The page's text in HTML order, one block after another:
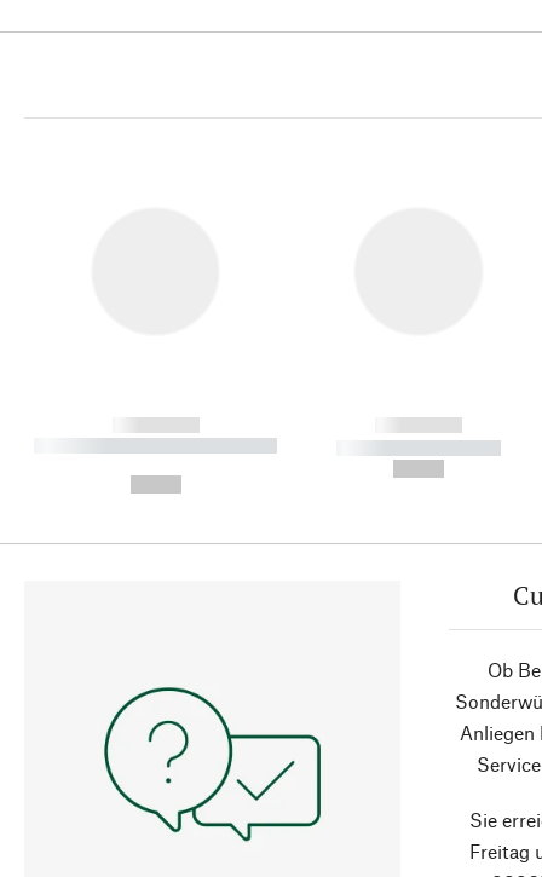
------------
----------- ----------- ----------
------------
----------- -----------
Ob
Anliegen
Sie
Freitag